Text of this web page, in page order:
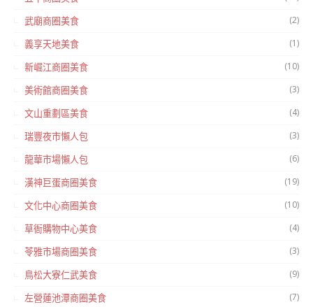
武廟商圈美食 (2)
義享天地美食 (1)
新崛江商圈美食 (10)
美術館商圈美食 (3)
文山重劃區美食 (4)
瑞豐夜市懶人包 (3)
龍華市場懶人包 (6)
漢神巨蛋商圈美食 (19)
文化中心商圈美食 (10)
草衙購物中心美食 (4)
苓雅市場商圈美食 (3)
鳥松大寮仁武美食 (9)
左營蓮池潭商圈美食 (7)